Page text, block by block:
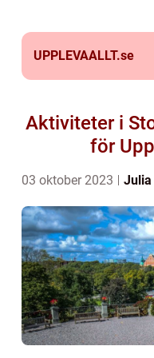
UPPLEVAALLT.se
Aktiviteter i
för
03 oktober 2023 Julia